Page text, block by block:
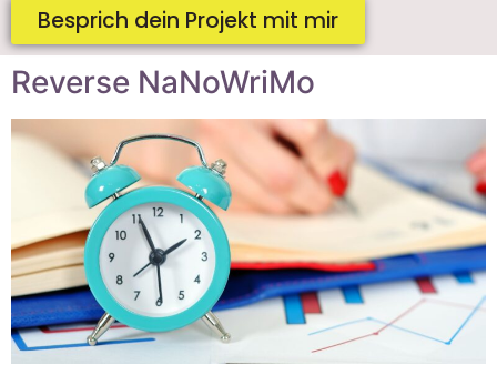
Besprich dein Projekt mit mir
Reverse NaNoWriMo